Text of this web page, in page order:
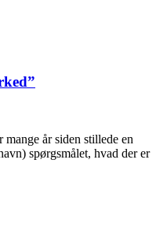
år siden stillede en
spørgsmålet, hvad der er